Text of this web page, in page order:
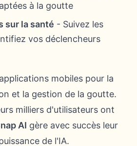
à la goutte
sur la santé - Suivez les
vos déclencheurs
mobiles pour la
et la gestion de la goutte.
milliers d'utilisateurs ont
AI gère avec succès leur
de l'IA.